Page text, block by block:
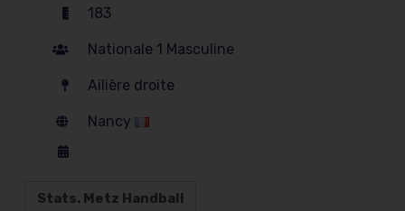
183
Nationale 1 Masculine
Ailière droite
Nancy
Stats. Metz Handball